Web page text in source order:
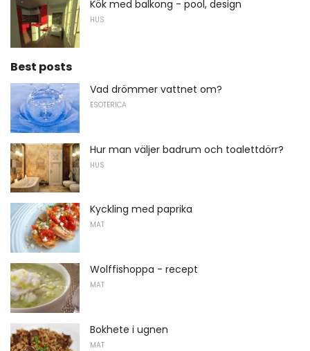
Kök med balkong - pool, design
HUS
Best posts
Vad drömmer vattnet om?
ESOTERICA
Hur man väljer badrum och toalettdörr?
HUS
Kyckling med paprika
MAT
Wolffishoppa - recept
MAT
Bokhete i ugnen
MAT